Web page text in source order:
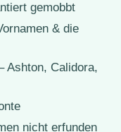
gemobbt
& die
Ashton, Calidora,
nicht erfunden